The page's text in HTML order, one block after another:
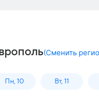
(Сменить
Пн, 10 Вт, 11